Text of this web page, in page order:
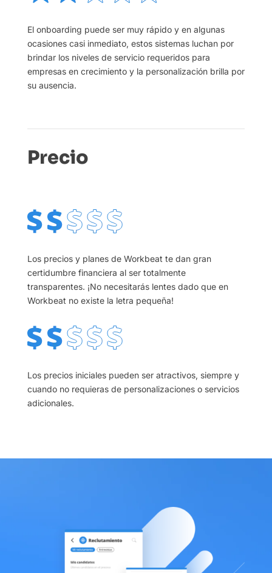
El onboarding puede ser muy rápido y en algunas
ocasiones casi inmediato, estos sistemas luchan por
brindar los niveles de servicio requeridos para
empresas en crecimiento y la personalización brilla por
su ausencia.
Precio
Los precios y planes de Workbeat te dan gran
certidumbre financiera al ser totalmente
transparentes. ¡No necesitarás lentes dado que en
Workbeat no existe la letra pequeña!
Los precios iniciales pueden ser atractivos, siempre y
cuando no requieras de personalizaciones o servicios
adicionales.